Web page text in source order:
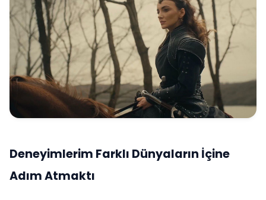
Deneyimlerim Farklı Dünyaların İçine
Adım Atmaktı